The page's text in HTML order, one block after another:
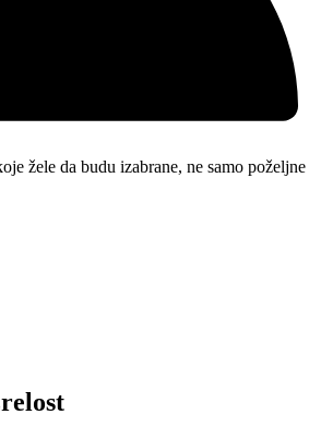
žele da budu izabrane, ne samo poželjne